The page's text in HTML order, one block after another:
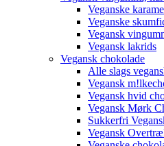
Veganske
Veganske
Vegansk
Vegansk lakrids
Vegansk chokolade
Alle slags
Vegansk
Vegansk hvid
Vegansk Mørk
Sukkerfri
Vegansk